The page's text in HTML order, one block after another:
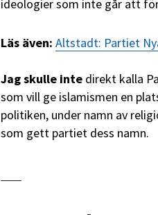
ideologier som inte går att
Läs även: Altstadt: Partiet
Jag skulle inte direkt kalla
som vill ge islamismen en
politiken, under namn av
som gett partiet dess namn.